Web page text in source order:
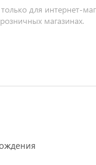
для интернет-
магазинах.